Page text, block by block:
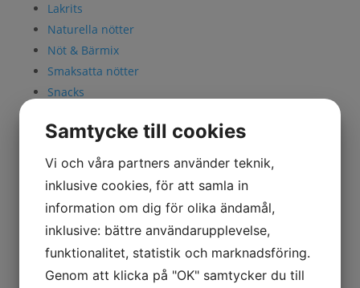
Lakrits
Naturella nötter
Nöt & Bärmix
Smaksatta nötter
Snacks
Cashew GrabNgo
Cashew Jalapeño
Exotisk nötmüsli
Samtycke till cookies
Vi och våra partners använder teknik,
inklusive cookies, för att samla in
information om dig för olika ändamål,
inklusive: bättre användarupplevelse,
funktionalitet, statistik och marknadsföring.
Genom att klicka på "OK" samtycker du till